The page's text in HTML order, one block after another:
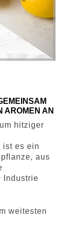
AROMEN AN
hitziger
ist es ein
aus
Industrie
weitesten